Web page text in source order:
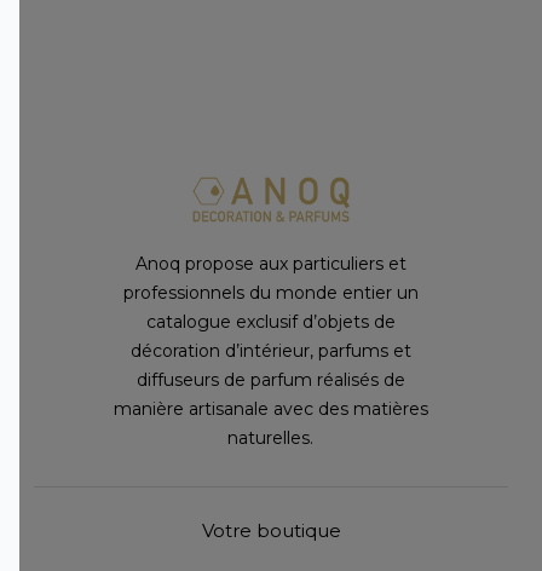
Anoq propose aux particuliers et
professionnels du monde entier un
catalogue exclusif d’objets de
décoration d’intérieur, parfums et
diffuseurs de parfum réalisés de
manière artisanale avec des matières
naturelles.
Votre boutique